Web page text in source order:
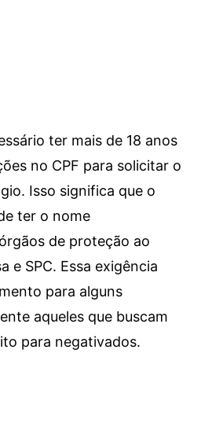
ter mais de 18 anos
no CPF para solicitar o
Isso significa que o
ter o nome
de proteção ao
e SPC. Essa exigência
para alguns
aqueles que buscam
para negativados.